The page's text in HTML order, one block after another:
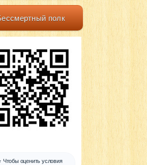
полк
Чтобы оценить условия